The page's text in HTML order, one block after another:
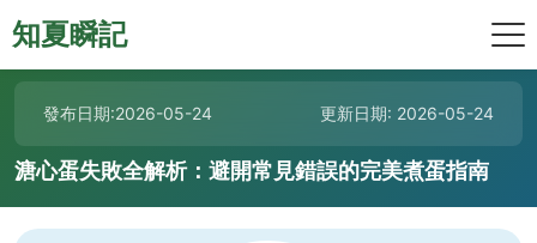
知夏瞬記
發布日期:2026-05-24 更新日期: 2026-05-24
溏心蛋失敗全解析：避開常見錯誤的完美煮蛋指南